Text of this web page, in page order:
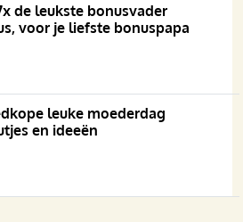
de leukste bonusvader
voor je liefste bonuspapa
leuke moederdag
en ideeën